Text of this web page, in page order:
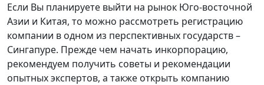
Если Вы планируете выйти на рынок Юго-восточной
Азии и Китая, то можно рассмотреть регистрацию
компании в одном из перспективных государств –
Сингапуре. Прежде чем начать инкорпорацию,
рекомендуем получить советы и рекомендации
опытных экспертов, а также открыть компанию